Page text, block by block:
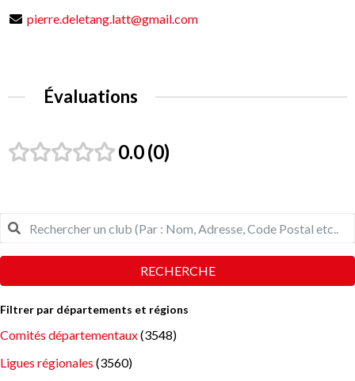
pierre.deletang.latt@gmail.com
Évaluations
0.0 0
RECHERCHE
Filtrer par départements et régions
Comités départementaux(3548)
Ligues régionales (3560)